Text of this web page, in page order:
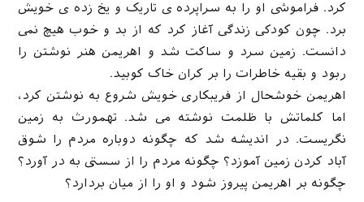
کرد. فراموشی او را به سراپرده ی تاریک و یخ زده ی خویش
برد. چون کودکی زندگی آغاز کرد که از بد و خوب هیچ نمی
دانست. زمین سرد و ساکت شد و اهریمن هنر نوشتن را
ربود و بقیه خاطرات را بر کران خاک کوبید.
اهریمن خوشحال از فریبکاری خویش شروع به نوشتن کرد،
اما کلماتش با ظلمت نوشته می شد. تهمورث به زمین
نگریست. در اندیشه شد که چگونه دوباره مردم را شوق
آباد کردن زمین آموزد؟ چگونه مردم را از سستی به در آورد؟
چگونه بر اهریمن پیروز شود و او را از میان بردارد؟